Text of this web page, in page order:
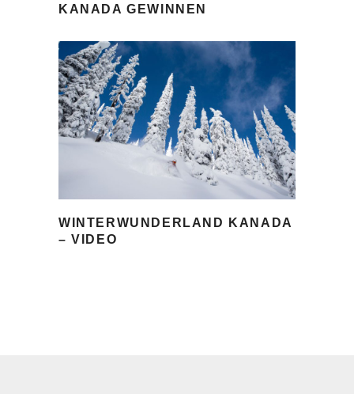
KANADA GEWINNEN
WINTERWUNDERLAND KANADA
– VIDEO